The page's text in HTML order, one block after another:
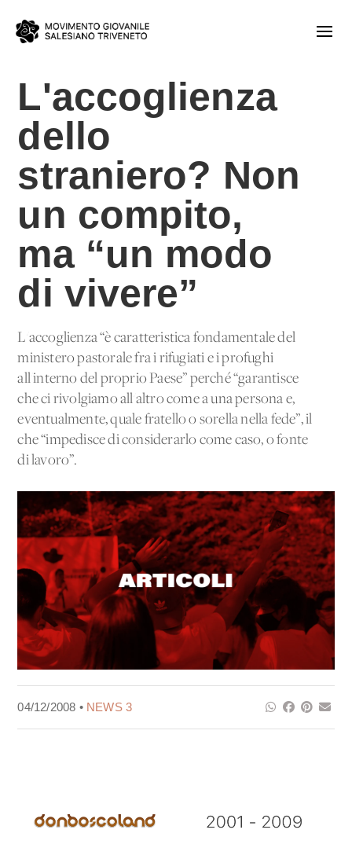
L'accoglienza
dello
straniero? Non
un compito,
ma “un modo
di vivere”
L'accoglienza “è caratteristica fondamentale del
ministero pastorale fra i rifugiati e i profughi
all'interno del proprio Paese” perché “garantisce
che ci rivolgiamo all'altro come a una persona e,
eventualmente, quale fratello o sorella nella fede”, il
che “impedisce di considerarlo come caso, o fonte
di lavoro”.
04/12/2008 • NEWS 3